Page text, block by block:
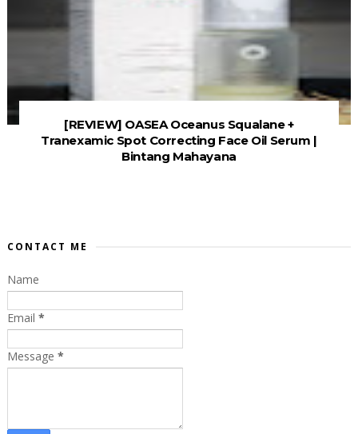
[REVIEW] OASEA Oceanus Squalane +
Tranexamic Spot Correcting Face Oil Serum |
Bintang Mahayana
CONTACT ME
Name
Email *
Message *